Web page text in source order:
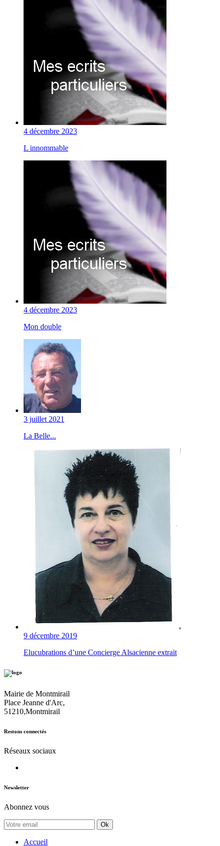
4 décembre 2023
L innommable
4 décembre 2023
Mon double
3 juillet 2021
La Belle...
9 décembre 2019
Elucubrations d’une Concierge Alsacienne extrait
Mairie de Montmirail
Place Jeanne d'Arc,
51210,Montmirail
Restons connectés
Réseaux sociaux
Newsletter
Abonnez vous
Ok
Accueil